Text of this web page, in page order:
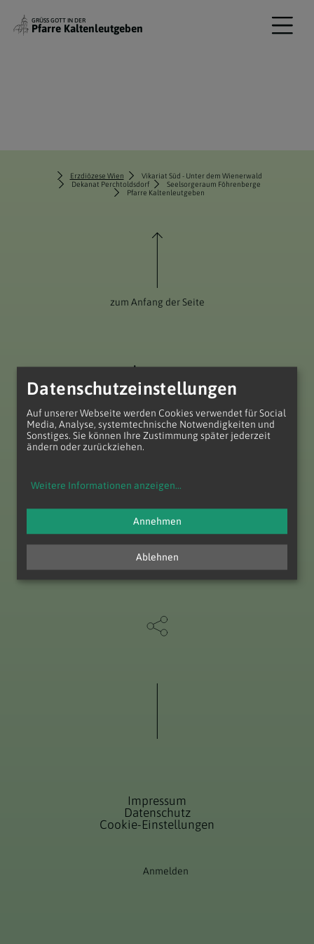
GRÜSS GOTT IN DER
Pfarre Kaltenleutgeben
Erzdiözese Wien
Vikariat Süd - Unter dem Wienerwald
Dekanat Perchtoldsdorf
Seelsorgeraum Föhrenberge
Pfarre Kaltenleutgeben
zum Anfang der Seite
Pfarre Kaltenleutgeben
2391 Kaltenleutgeben
T+43 (2238) 712 72
pfarre.kaltenleutgeben@katholischekirche.at
Impressum
Datenschutz
Cookie-Einstellungen
Anmelden
Datenschutzeinstellungen
Auf unserer Webseite werden Cookies verwendet für Social
Media, Analyse, systemtechnische Notwendigkeiten und
Sonstiges. Sie können Ihre Zustimmung später jederzeit
ändern oder zurückziehen.
Weitere Informationen anzeigen...
Ablehnen
Annehmen